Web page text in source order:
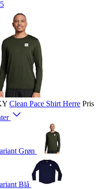
Clean Pace Shirt Herre Pris
Grøn
Blå